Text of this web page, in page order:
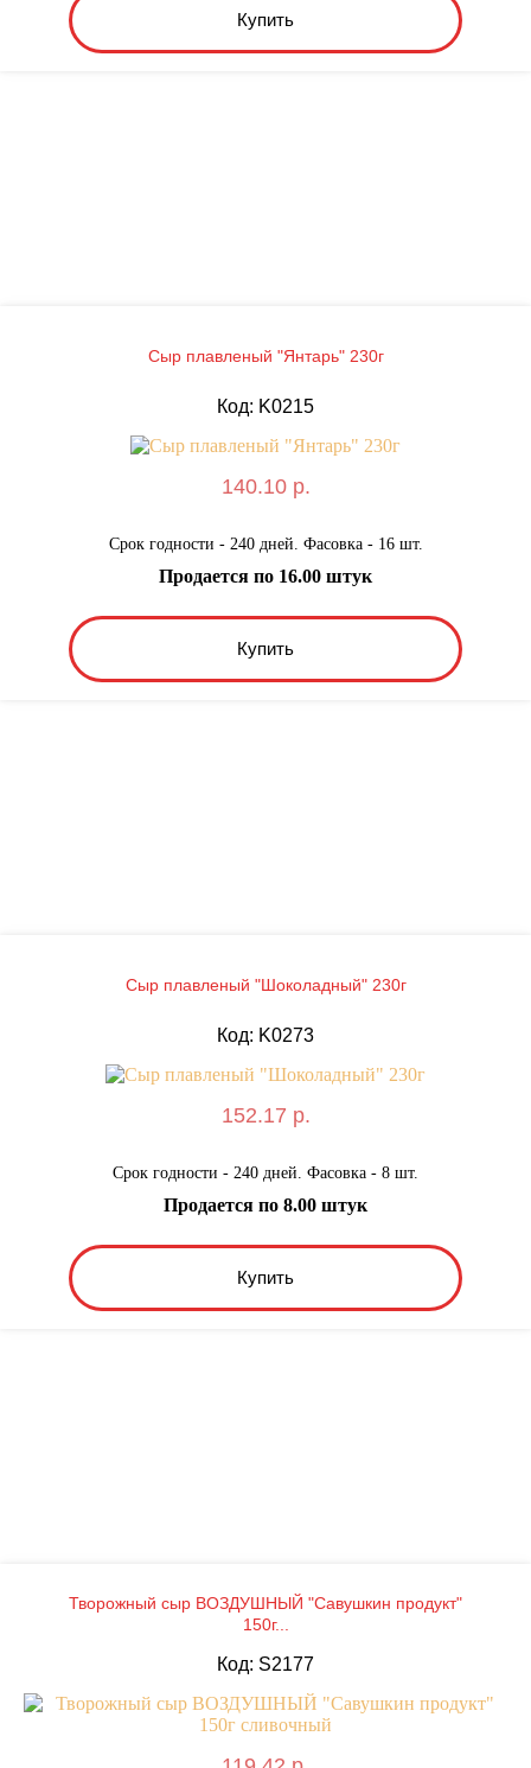
Купить
Сыр плавленый "Янтарь" 230г
Код: K0215
140.10 р.
Срок годности - 240 дней. Фасовка - 16 шт.
Купить
Продается по 16.00 штук
Сыр плавленый "Шоколадный" 230г
Код: K0273
152.17 р.
Срок годности - 240 дней. Фасовка - 8 шт.
Купить
Продается по 8.00 штук
Творожный сыр ВОЗДУШНЫЙ "Савушкин продукт"
150г...
Код: S2177